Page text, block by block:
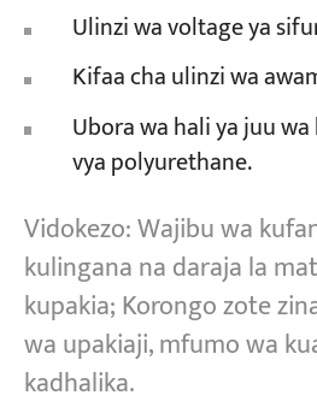
Ulinzi wa voltage ya
Kifaa cha ulinzi wa
Ubora wa hali ya juu
vya polyurethane.
Vidokezo: Wajibu wa
kulingana na daraja la
kupakia; Korongo zote
wa upakiaji, mfumo wa
kadhalika.